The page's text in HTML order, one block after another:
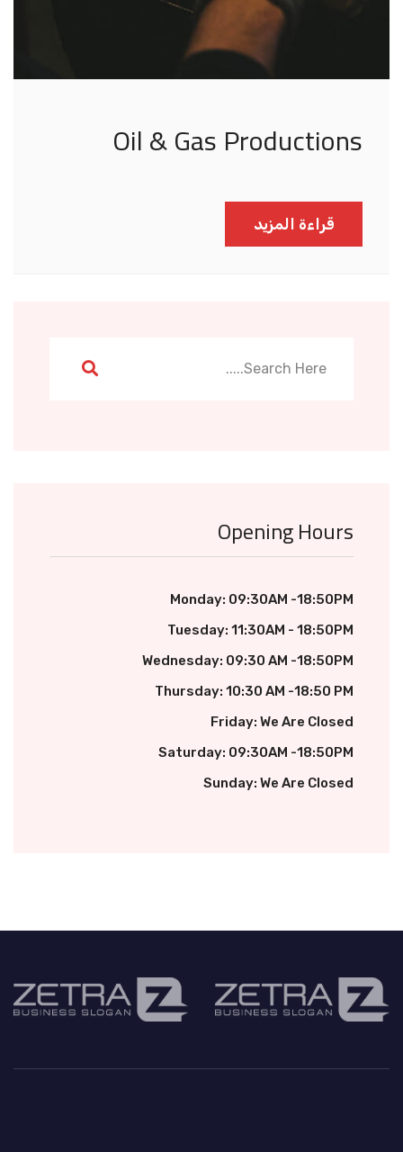
Opening Hours
Monday: 09:30AM -18:50PM
Tuesday: 11:30AM - 18:50PM
Wednesday: 09:30 AM -18:50PM
Thursday: 10:30 AM -18:50 PM
Friday: We Are Closed
Saturday: 09:30AM -18:50PM
Sunday: We Are Closed
Oil & Gas Productions
قراءة المزيد